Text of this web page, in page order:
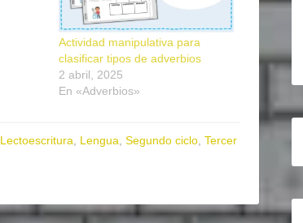
Actividad manipulativa para
clasificar tipos de adverbios
2 abril, 2025
En «Adverbios»
Lectoescritura Lengua Segundo ciclo Tercer